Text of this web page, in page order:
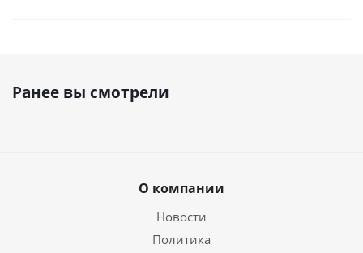
Ранее вы смотрели
О компании
Новости
Политика